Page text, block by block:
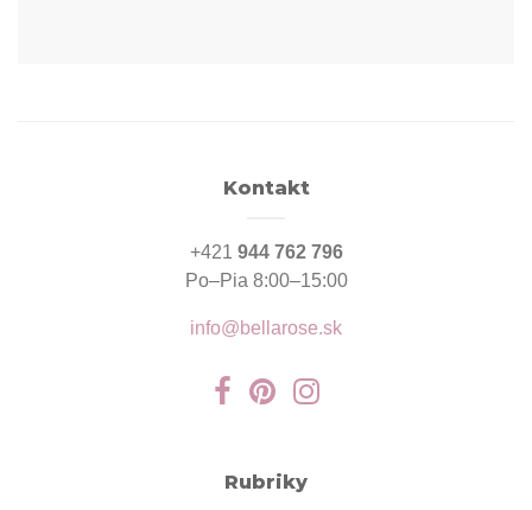
Kontakt
+421 944 762 796
Po–Pia 8:00–15:00
info@bellarose.sk
Rubriky